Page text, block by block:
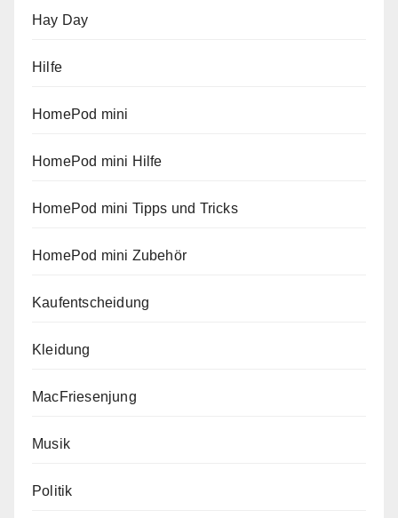
Hay Day
Hilfe
HomePod mini
HomePod mini Hilfe
HomePod mini Tipps und Tricks
HomePod mini Zubehör
Kaufentscheidung
Kleidung
MacFriesenjung
Musik
Politik